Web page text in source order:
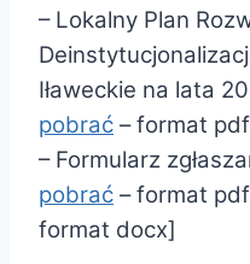
– Lokalny Plan
Iławeckie na lata
pobrać – format
– Formularz
pobrać – format
format docx]